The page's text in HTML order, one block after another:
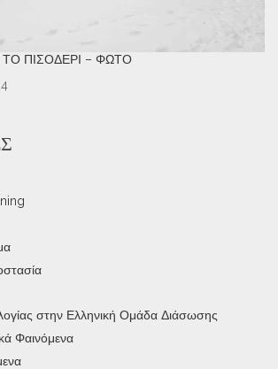
ΠΙΣΟΔΈΡΙ – ΦΩΤΌ
στην Ελληνική Ομάδα Διάσωσης
Φαινόμενα